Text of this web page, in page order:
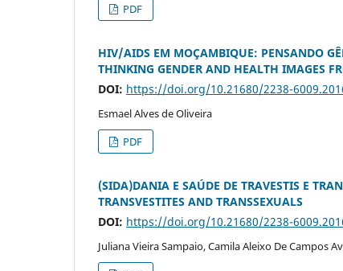
PDF
HIV/AIDS EM MOÇAMBIQUE: PENSANDO
THINKING GENDER AND HEALTH IMAGES
DOI: https://doi.org/10.21680/2238-
Esmael Alves de Oliveira
PDF
(SIDA)DANIA E SAÚDE DE TRAVESTIS E
TRANSVESTITES AND TRANSSEXUALS
DOI: https://doi.org/10.21680/2238-
Juliana Vieira Sampaio, Camila Aleixo De Campos